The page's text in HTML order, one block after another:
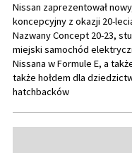
Nissan zaprezentował
koncepcyjny z okazji 20-
Nazwany Concept 20-23,
miejski samochód
Nissana w Formule E, a
także hołdem dla
hatchbacków